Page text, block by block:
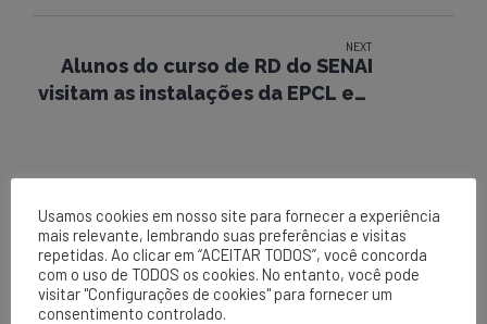
NEXT
Alunos do curso de RD do SENAI
visitam as instalações da EPCL em
Usamos cookies em nosso site para fornecer a experiência
mais relevante, lembrando suas preferências e visitas
repetidas. Ao clicar em “ACEITAR TODOS”, você concorda
com o uso de TODOS os cookies. No entanto, você pode
visitar "Configurações de cookies" para fornecer um
consentimento controlado.